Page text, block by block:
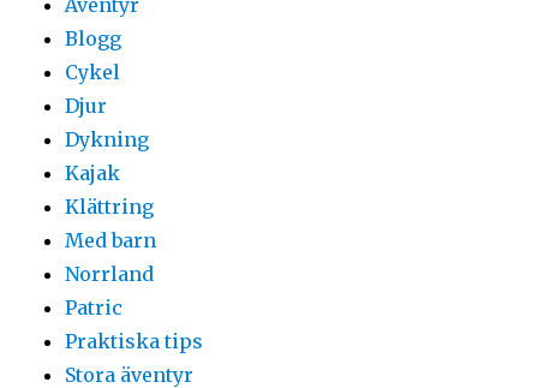
Blogg
Cykel
Djur
Dykning
Kajak
Klättring
Med barn
Norrland
Patric
Praktiska tips
Stora äventyr